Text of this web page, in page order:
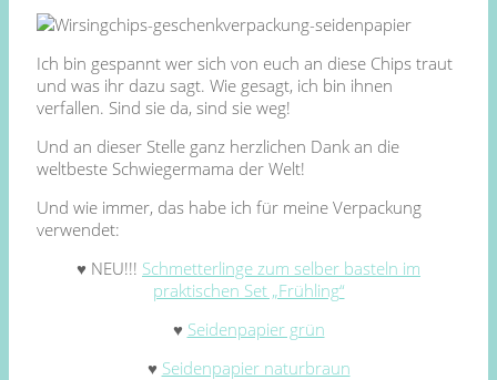
Ich bin gespannt wer sich von euch an diese Chips traut
und was ihr dazu sagt. Wie gesagt, ich bin ihnen
verfallen. Sind sie da, sind sie weg!
Und an dieser Stelle ganz herzlichen Dank an die
weltbeste Schwiegermama der Welt!
Und wie immer, das habe ich für meine Verpackung
verwendet:
♥ NEU!!! Schmetterlinge zum selber basteln im
praktischen Set „Frühling“
♥ Seidenpapier grün
♥ Seidenpapier naturbraun